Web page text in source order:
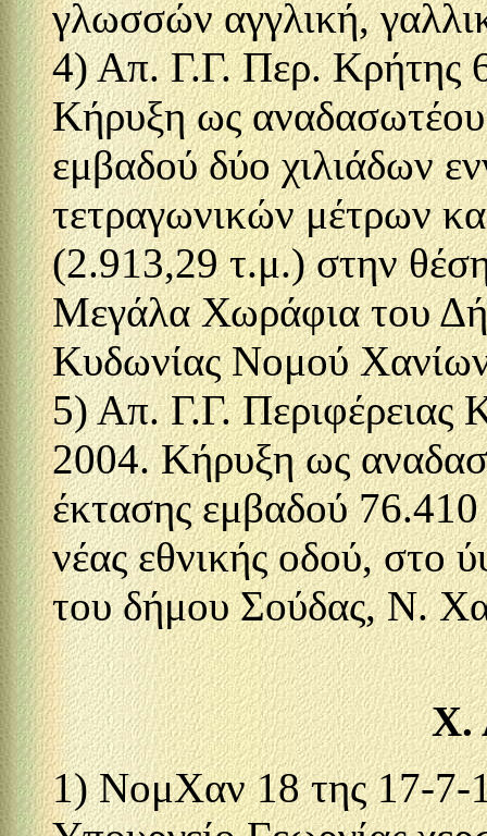
γλωσσών αγγλική,
4) Απ. Γ.Γ. Περ. Κρήτης
Κήρυξη ως
εμβαδού δύο χιλιάδων
τετραγωνικών μέτρων
(2.913,29 τ.μ.) στην
Μεγάλα Χωράφια του
Κυδωνίας Νομού
5) Απ. Γ.Γ. Περιφέρειας
2004. Κήρυξη ως
έκτασης εμβαδού 76.410
νέας εθνικής οδού, στο
του δήμου Σούδας, Ν.
Χ.
1) NομΧαν 18 της 17-